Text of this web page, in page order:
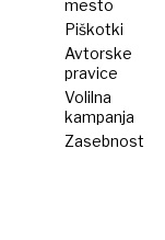
mesto
Piškotki
Avtorske
pravice
Volilna
kampanja
Zasebnost